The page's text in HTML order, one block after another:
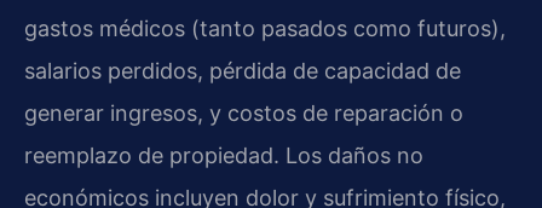
gastos médicos (tanto pasados como futuros),
salarios perdidos, pérdida de capacidad de
generar ingresos, y costos de reparación o
reemplazo de propiedad. Los daños no
económicos incluyen dolor y sufrimiento físico,